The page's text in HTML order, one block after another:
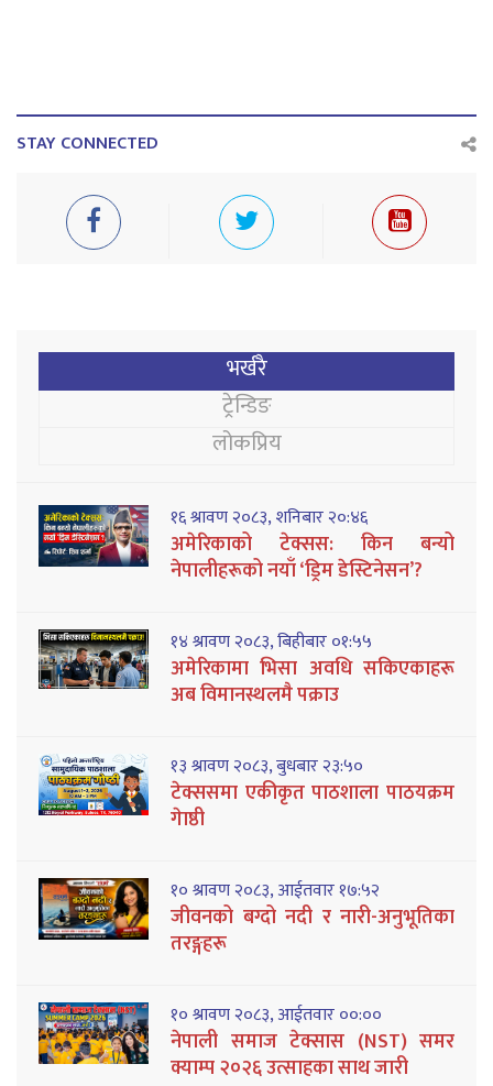
STAY CONNECTED
भर्खरै
ट्रेन्डिङ
लोकप्रिय
१६ श्रावण २०८३, शनिबार २०:४६
अमेरिकाको टेक्सस: किन बन्यो
नेपालीहरूको नयाँ ‘ड्रिम डेस्टिनेसन’?
१४ श्रावण २०८३, बिहीबार ०१:५५
अमेरिकामा भिसा अवधि सकिएकाहरू
अब विमानस्थलमै पक्राउ
१३ श्रावण २०८३, बुधबार २३:५०
टेक्ससमा एकीकृत पाठशाला पाठयक्रम
गेाष्ठी
१० श्रावण २०८३, आईतवार १७:५२
जीवनको बग्दो नदी र नारी-अनुभूतिका
तरङ्गहरू
१० श्रावण २०८३, आईतवार ००:००
नेपाली समाज टेक्सास (NST) समर
क्याम्प २०२६ उत्साहका साथ जारी